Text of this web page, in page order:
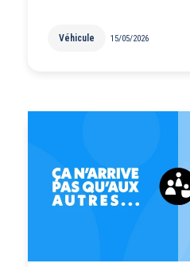
Véhicule 15/05/2026